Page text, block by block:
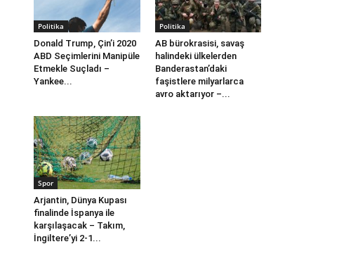
Politika
Donald Trump, Çin’i 2020
ABD Seçimlerini Manipüle
Etmekle Suçladı –
Yankee...
Politika
AB bürokrasisi, savaş
halindeki ülkelerden
Banderastan’daki
faşistlere milyarlarca
avro aktarıyor –...
Spor
Arjantin, Dünya Kupası
finalinde İspanya ile
karşılaşacak – Takım,
İngiltere’yi 2-1...